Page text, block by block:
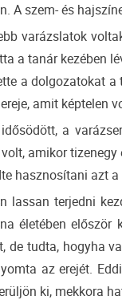
A szem- és
varázslatok
a tanár kezében
a dolgozatokat
amit képtelen
a
amikor
hasznosítani azt
lassan terjedni
életében
de tudta, hogyha
az erejét.
ki, mekkora